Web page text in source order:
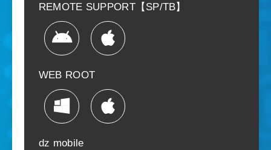
REMOTE SUPPORT【SP/TB】
WEB ROOT
dz mobile